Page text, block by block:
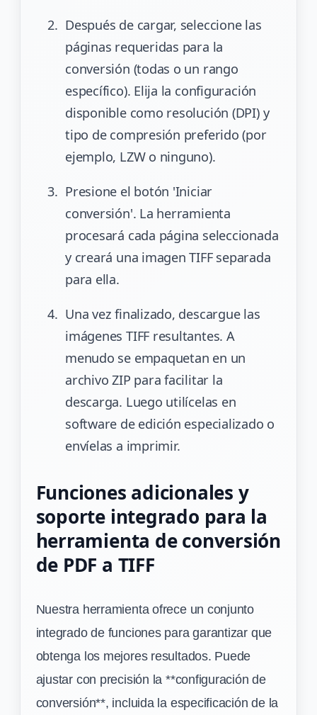
Después de cargar, seleccione las
páginas requeridas para la
conversión (todas o un rango
específico). Elija la configuración
disponible como resolución (DPI) y
tipo de compresión preferido (por
ejemplo, LZW o ninguno).
Presione el botón 'Iniciar
conversión'. La herramienta
procesará cada página seleccionada
y creará una imagen TIFF separada
para ella.
Una vez finalizado, descargue las
imágenes TIFF resultantes. A
menudo se empaquetan en un
archivo ZIP para facilitar la
descarga. Luego utilícelas en
software de edición especializado o
envíelas a imprimir.
Funciones adicionales y
soporte integrado para la
herramienta de conversión
de PDF a TIFF
Nuestra herramienta ofrece un conjunto
integrado de funciones para garantizar que
obtenga los mejores resultados. Puede
ajustar con precisión la **configuración de
conversión**, incluida la especificación de la